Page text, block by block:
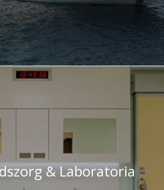
& Laboratoria